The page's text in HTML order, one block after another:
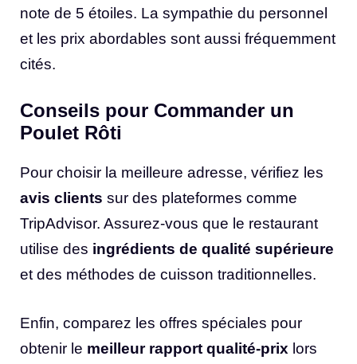
note de 5 étoiles. La sympathie du personnel
et les prix abordables sont aussi fréquemment
cités.
Conseils pour Commander un
Poulet Rôti
Pour choisir la meilleure adresse, vérifiez les
avis clients sur des plateformes comme
TripAdvisor. Assurez-vous que le restaurant
utilise des ingrédients de qualité supérieure
et des méthodes de cuisson traditionnelles.
Enfin, comparez les offres spéciales pour
obtenir le meilleur rapport qualité-prix lors